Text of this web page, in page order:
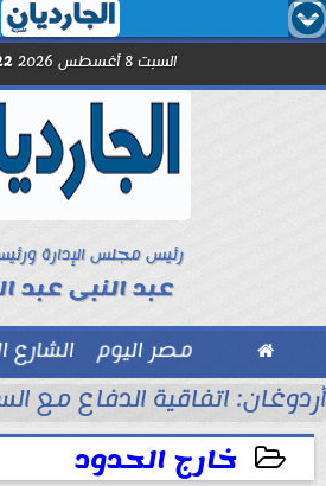
  
السبت 8 أغسطس 2026
رئيس مجلس الإدارة
عبد النبى عبد
 مصر اليوم الشارع
انطلاق الموسم
أردوغان: اتفاقية الدفاع
خارج الحدود